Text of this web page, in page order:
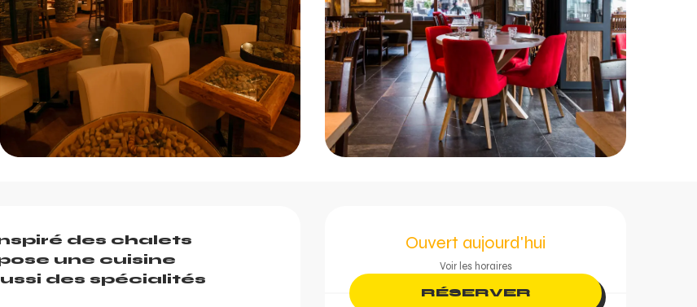
Ouvert aujourd'hui
Voir les horaires
RÉSERVER
des chalets
une cuisine
des spécialités